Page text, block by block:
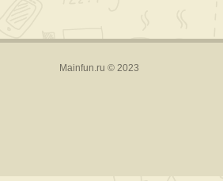
Mainfun.ru © 2023